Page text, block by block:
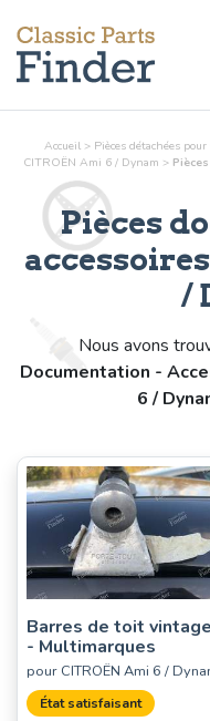
Accueil > Pièces détachées
CITROËN Ami 6 / Dynam > Pièces
Pièces
accessoires
/
Nous avons
Documentation -
6 /
Barres de toit vintage
- Multimarques
pour CITROËN Ami 6 /
État satisfaisant